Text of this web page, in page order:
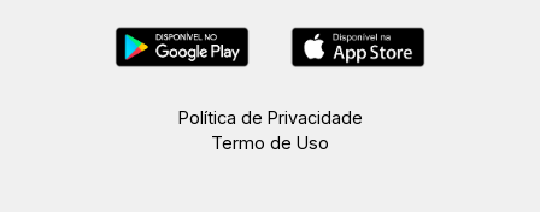
Política de Privacidade
Termo de Uso